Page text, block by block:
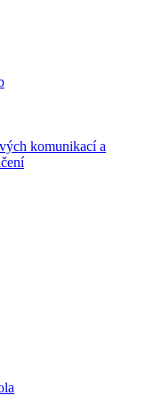
komunikací a